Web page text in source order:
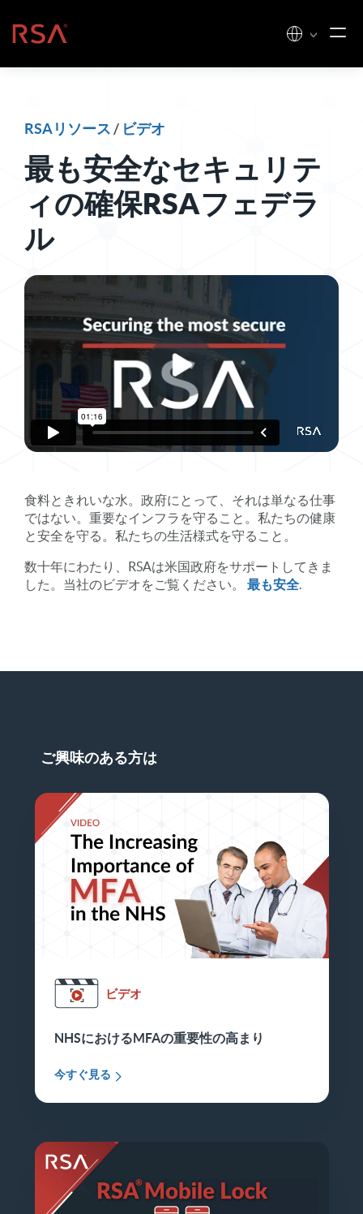
ホーム
RSAリソース / ビデオ
最も安全なセキュリテ
ィの確保RSAフェデラ
ル
食料ときれいな水。政府にとって、それは単なる仕事
ではない。重要なインフラを守ること。私たちの健康
と安全を守る。私たちの生活様式を守ること。
数十年にわたり、RSAは米国政府をサポートしてきま
した。当社のビデオをご覧ください。 最も安全.
ご興味のある方は
ビデオ
NHSにおけるMFAの重要性の高まり
今すぐ見る